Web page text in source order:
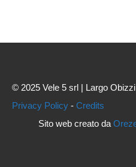
© 2025 Vele 5 srl | Largo
Privacy Policy - Credits
Sito web creato da